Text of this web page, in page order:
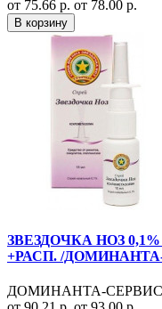
от 75.66 р. от 78.00 р.
В корзину
ЗВЕЗДОЧКА НОЗ
+РАСП. /
ДОМИНАНТА-